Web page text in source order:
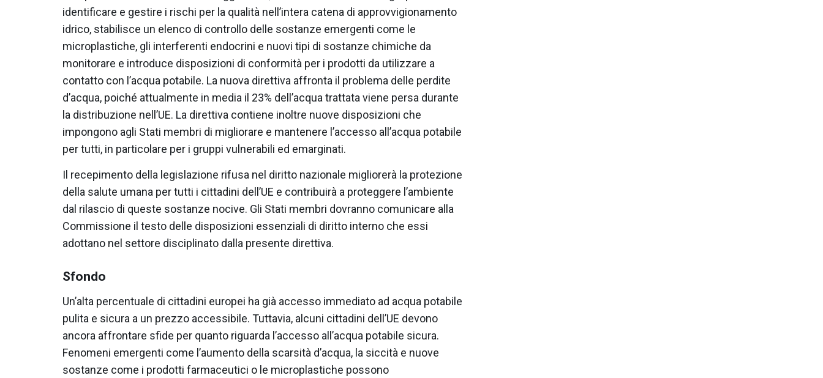
identificare e gestire i rischi per la qualità nell’intera catena di approvvigionamento
idrico, stabilisce un elenco di controllo delle sostanze emergenti come le
microplastiche, gli interferenti endocrini e nuovi tipi di sostanze chimiche da
monitorare e introduce disposizioni di conformità per i prodotti da utilizzare a
contatto con l’acqua potabile. La nuova direttiva affronta il problema delle perdite
d’acqua, poiché attualmente in media il 23% dell’acqua trattata viene persa durante
la distribuzione nell’UE. La direttiva contiene inoltre nuove disposizioni che
impongono agli Stati membri di migliorare e mantenere l’accesso all’acqua potabile
per tutti, in particolare per i gruppi vulnerabili ed emarginati.
Il recepimento della legislazione rifusa nel diritto nazionale migliorerà la protezione
della salute umana per tutti i cittadini dell’UE e contribuirà a proteggere l’ambiente
dal rilascio di queste sostanze nocive. Gli Stati membri dovranno comunicare alla
Commissione il testo delle disposizioni essenziali di diritto interno che essi
adottano nel settore disciplinato dalla presente direttiva.
Sfondo
Un’alta percentuale di cittadini europei ha già accesso immediato ad acqua potabile
pulita e sicura a un prezzo accessibile. Tuttavia, alcuni cittadini dell’UE devono
ancora affrontare sfide per quanto riguarda l’accesso all’acqua potabile sicura.
Fenomeni emergenti come l’aumento della scarsità d’acqua, la siccità e nuove
sostanze come i prodotti farmaceutici o le microplastiche possono